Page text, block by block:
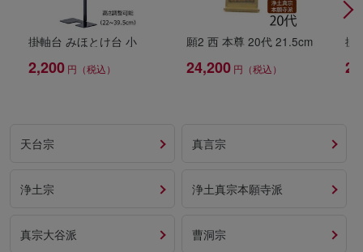
掛軸台 みほとけ台 小
2,200 円（税込）
願2 西 本尊 20代 21.5cm
24,200 円（税込）
掛
天台宗 真言宗
浄土宗 浄土真宗本願寺派
真宗大谷派 曹洞宗